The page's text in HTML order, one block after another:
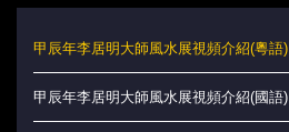
甲辰年李居明大師風水展視頻介紹(粵語)
甲辰年李居明大師風水展視頻介紹(國語)